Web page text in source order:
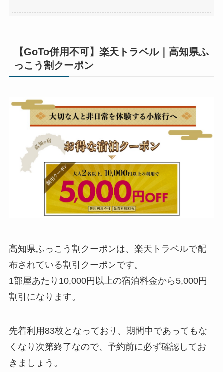
【GoTo併用不可】楽天トラベル｜高知県ふ
っこう割クーポン
高知県ふっこう割クーポンは、楽天トラベルで配
布されている割引クーポンです。
1部屋あたり10,000円以上の宿泊料金から5,000円
割引になります。
先着利用83枚となっており、期間中であってもな
くなり次第終了なので、予約前に必ず確認してお
きましょう。